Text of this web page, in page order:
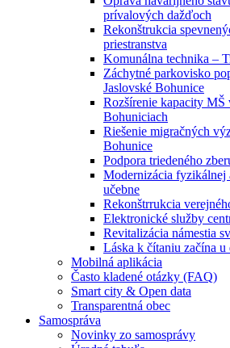
prívalových dažďoch
Rekonštrukcia
priestranstva
Komunálna technika –
Záchytné parkovisko
Jaslovské Bohunice
Rozšírenie kapacity MŠ
Bohuniciach
Riešenie migračných
Bohunice
Podpora triedeného
Modernizácia fyzikálnej
učebne
Rekonštrrukcia
Elektronické služby
Revitalizácia námestia
Láska k čítaniu začína u
Mobilná aplikácia
Často kladené otázky (FAQ)
Smart city & Open data
Transparentná obec
Samospráva
Novinky zo samosprávy